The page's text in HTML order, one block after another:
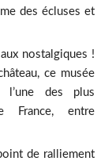
des écluses et
nostalgiques !
ce musée
des plus
France, entre
de ralliement